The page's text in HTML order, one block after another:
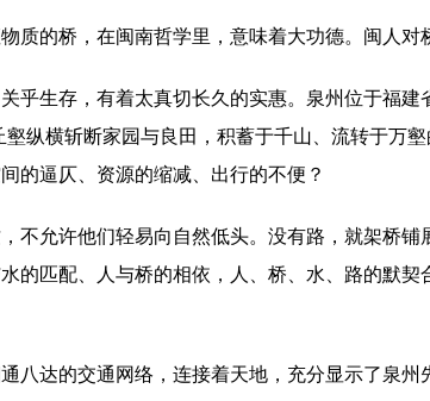
质的桥，在闽南哲学里，意味着大功德。闽人对
乎生存，有着太真切长久的实惠。泉州位于福
纵横斩断家园与良田，积蓄于千山、流转于万
的逼仄、资源的缩减、出行的不便？
不允许他们轻易向自然低头。没有路，就架桥铺
的匹配、人与桥的相依，人、桥、水、路的默
八达的交通网络，连接着天地，充分显示了泉